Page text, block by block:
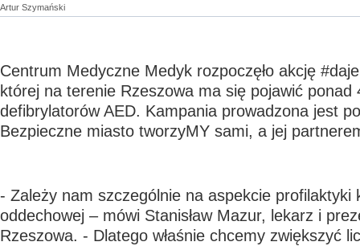
Artur Szymański
Centrum Medyczne Medyk rozpoczęło akcję
której na terenie Rzeszowa ma się pojawić ponad
defibrylatorów AED. Kampania prowadzona jest
Bezpieczne miasto tworzyMY sami, a jej
- Zależy nam szczególnie na aspekcie profilaktyki
oddechowej – mówi Stanisław Mazur, lekarz i
Rzeszowa. - Dlatego właśnie chcemy zwiększyć